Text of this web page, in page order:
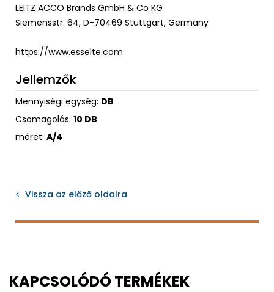
LEITZ ACCO Brands GmbH & Co KG
Siemensstr. 64, D-70469 Stuttgart, Germany
https://www.esselte.com
Jellemzők
Mennyiségi egység: DB
Csomagolás: 10 DB
méret: A/4
Vissza az előző oldalra
KAPCSOLÓDÓ TERMÉKEK